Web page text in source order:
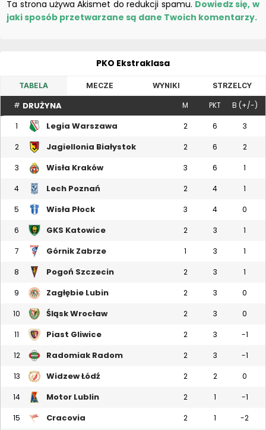
Ta strona używa Akismet do redukcji spamu. Dowiedz się, w
jaki sposób przetwarzane są dane Twoich komentarzy.
PKO Ekstraklasa
TABELA MECZE WYNIKI STRZELCY
# DRUŻYNA M PKT B (+/-)
1 Legia Warszawa 2 6 3
2 Jagiellonia Białystok 2 6 2
3 Wisła Kraków 3 6 1
4 Lech Poznań 2 4 1
5 Wisła Płock 3 4 0
6 GKS Katowice 2 3 1
7 Górnik Zabrze 1 3 1
8 Pogoń Szczecin 2 3 1
9 Zagłębie Lubin 2 3 0
10 Śląsk Wrocław 2 3 0
11 Piast Gliwice 2 3 -1
12 Radomiak Radom 2 3 -1
13 Widzew Łódź 2 2 0
14 Motor Lublin 2 1 -1
15 Cracovia 2 1 -2